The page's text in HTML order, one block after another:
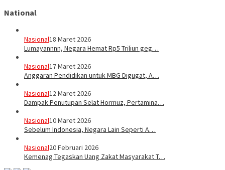
National
Nasional18 Maret 2026
Lumayannnn, Negara Hemat Rp5 Triliun geg…
Nasional17 Maret 2026
Anggaran Pendidikan untuk MBG Digugat, A…
Nasional12 Maret 2026
Dampak Penutupan Selat Hormuz, Pertamina…
Nasional10 Maret 2026
Sebelum Indonesia, Negara Lain Seperti A…
Nasional20 Februari 2026
Kemenag Tegaskan Uang Zakat Masyarakat T…